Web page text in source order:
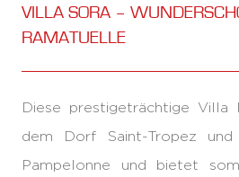
VILLA SORA –
RAMATUELLE
Diese prestigeträchtige Villa
dem Dorf Saint-Tropez
Pampelonne und bietet